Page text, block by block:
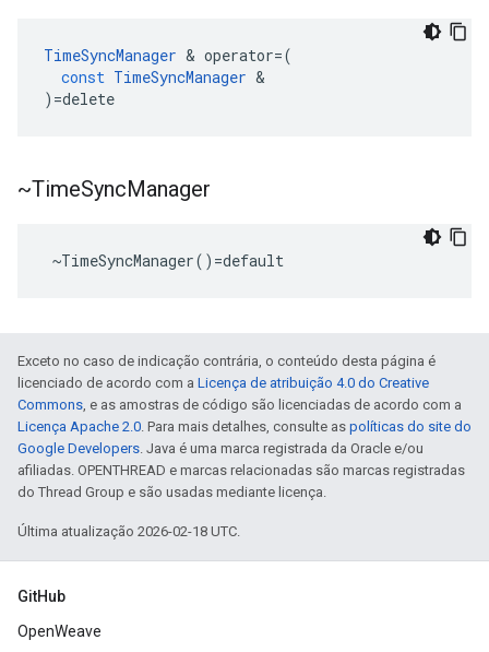
TimeSyncManager & operator=(
const TimeSyncManager &
) =delete
~TimeSyncManager
~TimeSyncManager()=default
Exceto no caso de indicação contrária, o conteúdo desta página é
licenciado de acordo com a Licença de atribuição 4.0 do Creative
Commons, e as amostras de código são licenciadas de acordo com a
Licença Apache 2.0. Para mais detalhes, consulte as políticas do site do
Google Developers. Java é uma marca registrada da Oracle e/ou
afiliadas. OPENTHREAD e marcas relacionadas são marcas registradas
do Thread Group e são usadas mediante licença.
Última atualização 2026-02-18 UTC.
GitHub
OpenWeave